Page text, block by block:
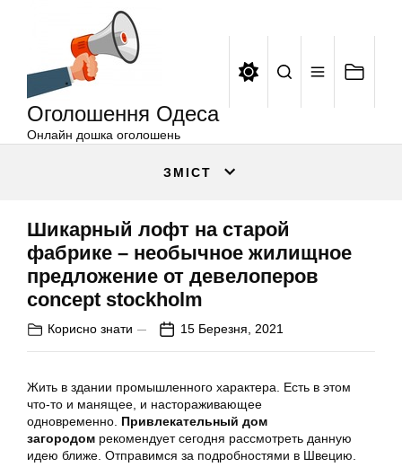
Оголошення Одеса
Онлайн дошка оголошень
ЗМІСТ
Шикарный лофт на старой
фабрике – необычное жилищное
предложение от девелоперов
concept stockholm
Корисно знати 15 Березня, 2021
Жить в здании промышленного характера. Есть в этом
что-то и манящее, и настораживающее
одновременно. Привлекательный дом
загородом рекомендует сегодня рассмотреть данную
идею ближе. Отправимся за подробностями в Швецию.